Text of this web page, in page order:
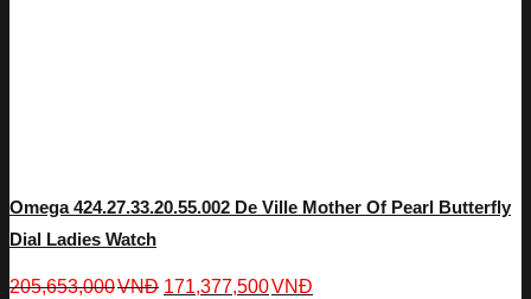
Omega 424.27.33.20.55.002 De Ville Mother Of Pearl Butterfly
Dial Ladies Watch
205,653,000VNĐ 171,377,500VNĐ